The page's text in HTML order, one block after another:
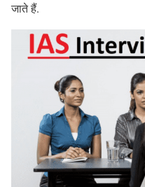
जाते हैं.